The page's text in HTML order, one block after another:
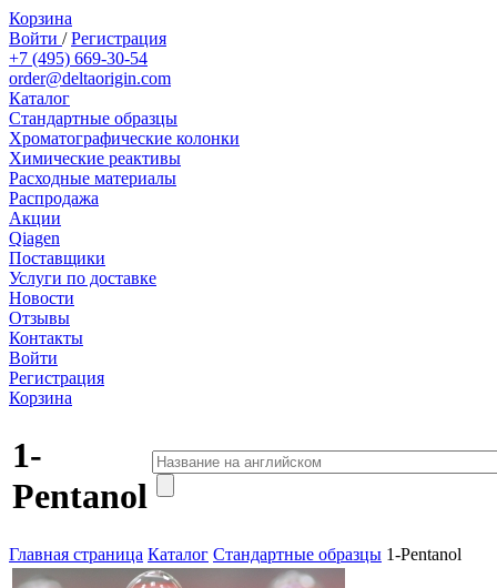
Корзина
Войти /Регистрация
+7 (495) 669-30-54
order@deltaorigin.com
Каталог
Стандартные образцы
Хроматографические колонки
Химические реактивы
Расходные материалы
Распродажа
Акции
Qiagen
Поставщики
Услуги по доставке
Новости
Отзывы
Контакты
Войти
Регистрация
Корзина
1-
Pentanol
Главная страница Каталог Стандартные образцы 1-Pentanol